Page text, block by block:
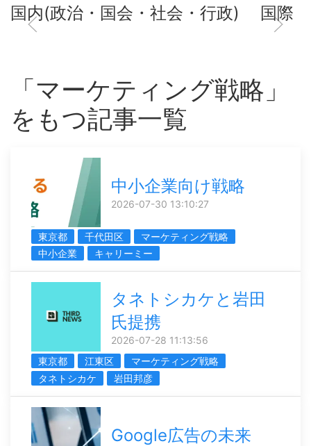
国内(政治・国会・社会・行政) 国際
「マーケティング戦略」
をもつ記事一覧
中小企業向け戦略
2026-07-30 13:10:27
東京都 千代田区
マーケティング戦略
中小企業
キャリーミー
タネトシカケと岩田
氏提携
2026-07-28 11:13:56
東京都
江東区
マーケティング戦略
タネトシカケ
岩田邦彦
Google広告の未来